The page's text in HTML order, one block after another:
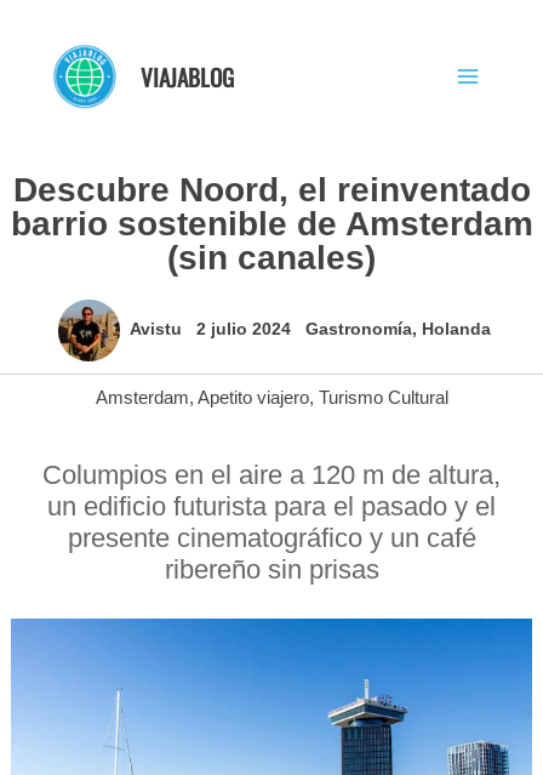
contenido
VIAJABLOG
Descubre Noord, el reinventado
barrio sostenible de Amsterdam
(sin canales)
Avistu 2 julio 2024 Gastronomía, Holanda
Amsterdam, Apetito viajero, Turismo Cultural
Columpios en el aire a 120 m de altura,
un edificio futurista para el pasado y el
presente cinematográfico y un café
ribereño sin prisas